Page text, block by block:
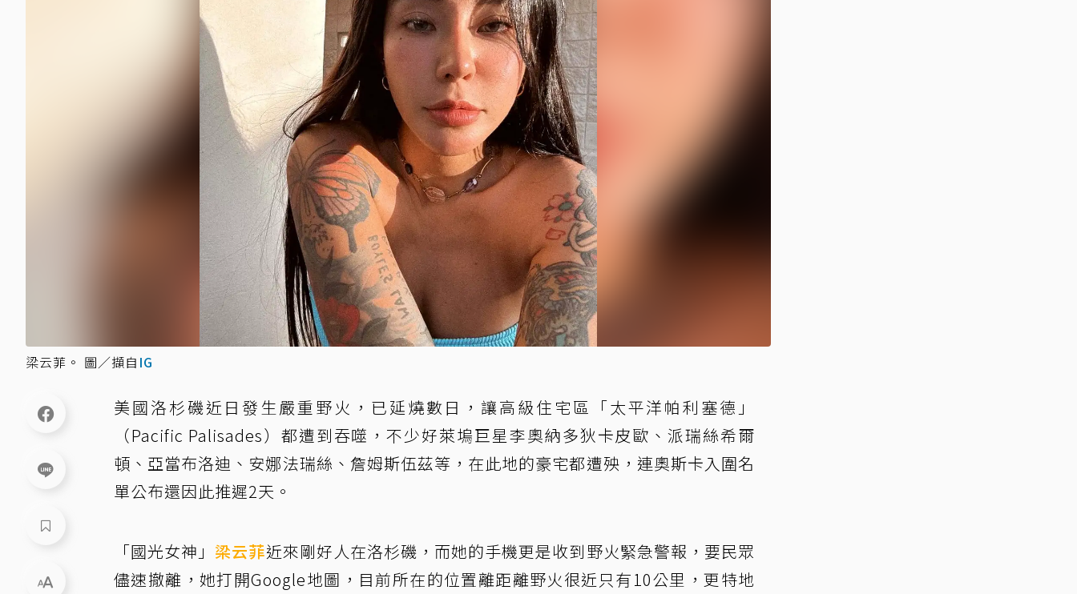
梁云菲。 圖／擷自 IG
美國洛杉磯近日發生嚴重野火，已延燒數日，讓高級住宅區「太平洋帕利塞德」
（Pacific Palisades）都遭到吞噬，不少好萊塢巨星李奧納多狄卡皮歐、派瑞絲希爾
頓、亞當布洛迪、安娜法瑞絲、詹姆斯伍茲等，在此地的豪宅都遭殃，連奧斯卡入圍名
單公布還因此推遲2天。
「國光女神」 梁云菲近來剛好人在洛杉磯，而她的手機更是收到野火緊急警報，要民眾
儘速撤離，她打開Google地圖，目前所在的位置離距離野火很近只有10公里，更特地